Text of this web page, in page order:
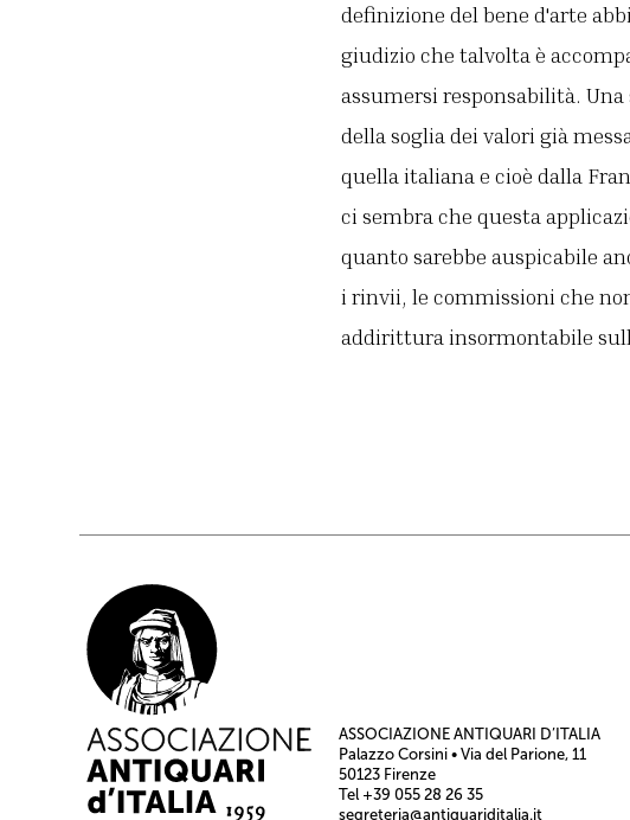
definizione del bene d'arte
giudizio che talvolta è
assumersi responsabilità.
della soglia dei valori già
quella italiana e cioè dalla
ci sembra che questa
quanto sarebbe auspicabile
i rinvii, le commissioni che
addirittura insormontabile
ASSOCIAZIONE ANTIQUARI D’ITALIA
Palazzo Corsini • Via del Parione, 11
50123 Firenze
Tel +39 055 28 26 35
segreteria@antiquariditalia.it